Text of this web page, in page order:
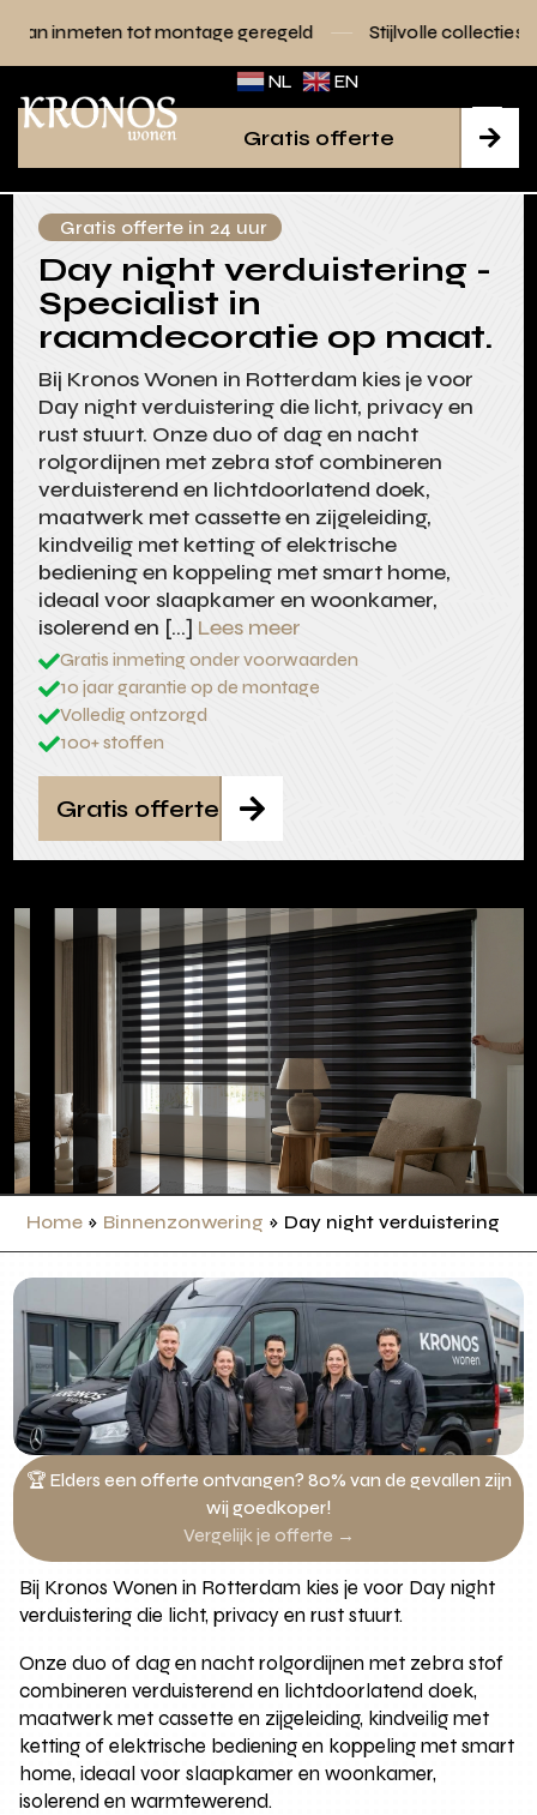
montage geregeld Stijlvolle collecties voor elk interieur
NL EN

Gratis offerte
Gratis offerte in 24 uur
Day night verduistering -
Specialist in
raamdecoratie op maat.
Bij Kronos Wonen in Rotterdam kies je voor
Day night verduistering die licht, privacy en
rust stuurt. Onze duo of dag en nacht
rolgordijnen met zebra stof combineren
verduisterend en lichtdoorlatend doek,
maatwerk met cassette en zijgeleiding,
kindveilig met ketting of elektrische
bediening en koppeling met smart home,
ideaal voor slaapkamer en woonkamer,
isolerend en […] Lees meer
Gratis inmeting onder voorwaarden
10 jaar garantie op de montage
Volledig ontzorgd
100+ stoffen

Gratis offerte
Home » Binnenzonwering » Day night verduistering
🏆 Elders een offerte ontvangen? 80% van de gevallen zijn
wij goedkoper!
Vergelijk je offerte →
Bij Kronos Wonen in Rotterdam kies je voor Day night
verduistering die licht, privacy en rust stuurt.
Onze duo of dag en nacht rolgordijnen met zebra stof
combineren verduisterend en lichtdoorlatend doek,
maatwerk met cassette en zijgeleiding, kindveilig met
ketting of elektrische bediening en koppeling met smart
home, ideaal voor slaapkamer en woonkamer,
isolerend en warmtewerend.